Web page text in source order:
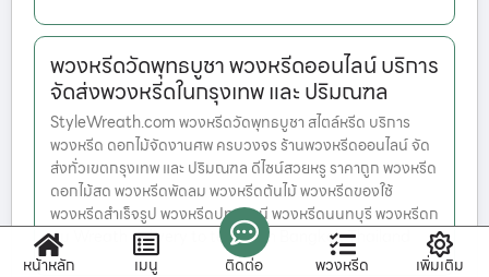
พวงหรีดวัดพุทธบูชา พวงหรีดออนไลน์ บริการ
จัดส่งพวงหรีดในกรุงเทพ และ ปริมณฑล
StyleWreath.com พวงหรีดวัดพุทธบูชา สไตล์หรีด บริการ
พวงหรีด ดอกไม้จัดงานศพ ครบวงจร ร้านพวงหรีดออนไลน์ จัด
ส่งทั่วเขตกรุงเทพ และ ปริมณฑล ดีไซน์สวยหรู ราคาถูก พวงหรีด
ดอกไม้สด พวงหรีดพัดลม พวงหรีดต้นไม้ พวงหรีดของใช้
พวงหรีดสำเร็จรูป พวงหรีดปทุมธานี พวงหรีดนนทบุรี พวงหรีดก
ทม Wreath delivery to temple in Bangkok Thailand
หน้าหลัก
เมนู ติดต่อ พวงหรีด เพิ่มเติม